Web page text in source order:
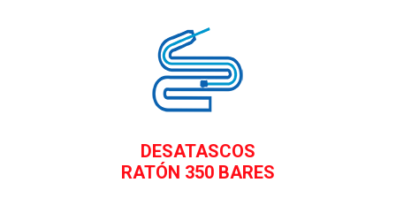
DESATASCOS
RATÓN 350 BARES